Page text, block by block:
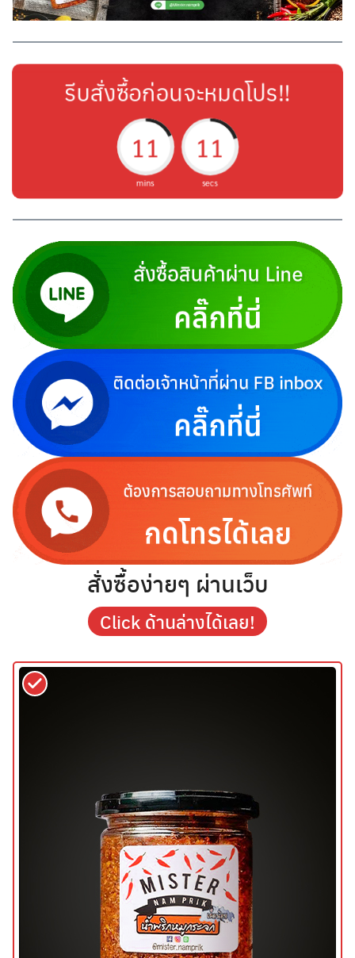
รีบสั่งซื้อก่อนจะหมดโปร!!
11
mins
11
secs
สั่งซื้อง่ายๆ ผ่านเว็บ
Click ด้านล่างได้เลย!